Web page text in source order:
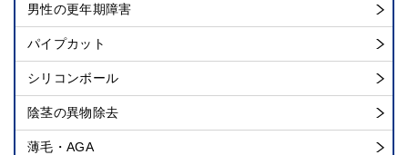
男性の更年期障害
パイプカット
シリコンボール
陰茎の異物除去
薄毛・AGA